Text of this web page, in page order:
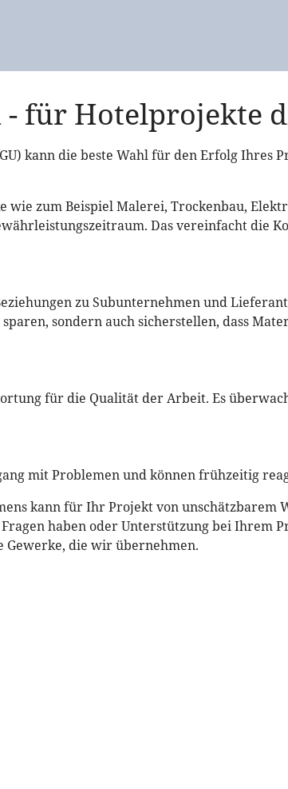
für Hotelprojekte
kann die beste Wahl für den Erfolg Ihres
wie zum Beispiel Malerei, Trockenbau,
Das vereinfacht die
zu Subunternehmen und
sondern auch sicherstellen, dass
für die Qualität der Arbeit. Es
mit Problemen und können frühzeitig
kann für Ihr Projekt von unschätzbarem
haben oder Unterstützung bei Ihrem
Gewerke, die wir übernehmen.